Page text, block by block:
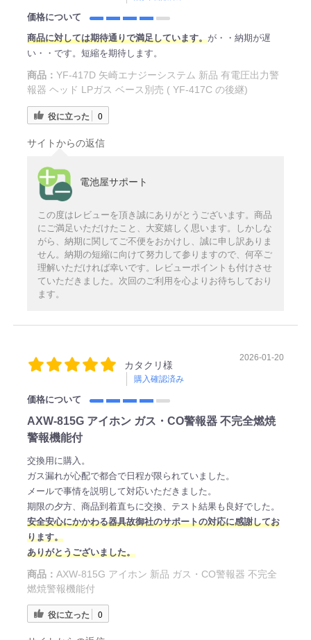
価格について
商品に対しては期待通りで満足しています。が・・納期が遅
い・・です。短縮を期待します。
商品： YF-417D 矢崎エナジーシステム 新品 有電圧出力警
報器 ヘッド LPガス ベース別売 ( YF-417C の後継)
役に立った 0
サイトからの返信
電池屋サポート
この度はレビューを頂き誠にありがとうございます。商品
にご満足いただけたこと、大変嬉しく思います。しかしな
がら、納期に関してご不便をおかけし、誠に申し訳ありま
せん。納期の短縮に向けて努力して参りますので、何卒ご
理解いただければ幸いです。レビューポイントも付けさせ
ていただきました。次回のご利用を心よりお待ちしており
ます。
カタクリ様
購入確認済み
2026-01-20
価格について
AXW-815G アイホン ガス・CO警報器 不完全燃焼
警報機能付
交換用に購入。
ガス漏れが心配で都合で日程が限られていました。
メールで事情を説明して対応いただきました。
期限の夕方、商品到着直ちに交換、テスト結果も良好でした。
安全安心にかかわる器具故御社のサポートの対応に感謝してお
ります。
ありがとうございました。
商品： AXW-815G アイホン 新品 ガス・CO警報器 不完全
燃焼警報機能付
役に立った 0